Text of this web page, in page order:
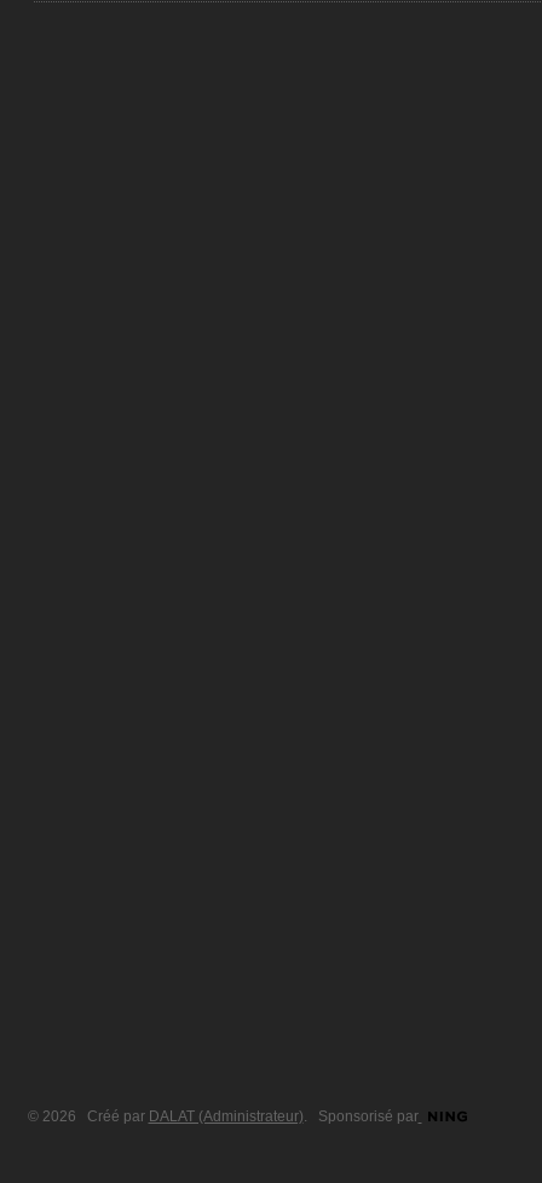
© 2026 Créé par DALAT (Administrateur). Sponsorisé par